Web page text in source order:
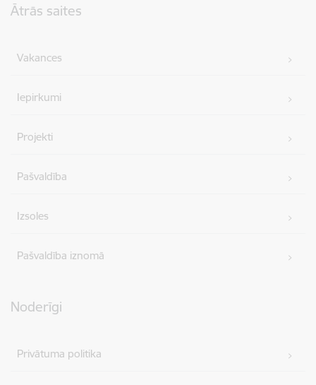
Ātrās saites
Vakances
Iepirkumi
Projekti
Pašvaldība
Izsoles
Pašvaldība iznomā
Noderīgi
Privātuma politika